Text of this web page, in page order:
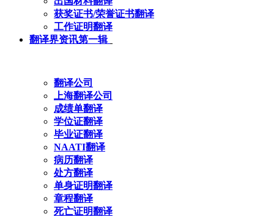
获奖证书/荣誉证书翻译
工作证明翻译
翻译界资讯第一辑
翻译公司
上海翻译公司
成绩单翻译
学位证翻译
毕业证翻译
NAATI翻译
病历翻译
处方翻译
单身证明翻译
章程翻译
死亡证明翻译